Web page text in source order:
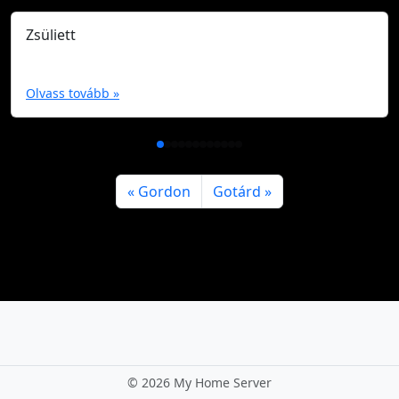
Zsüliett
Olvass tovább »
Gordon Gotárd
© 2026 My Home Server